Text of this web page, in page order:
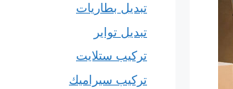
تبديل بطاريات
تبديل تواير
تركيب ستلايت
تركيب سيراميك